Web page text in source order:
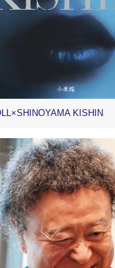
KISHIN